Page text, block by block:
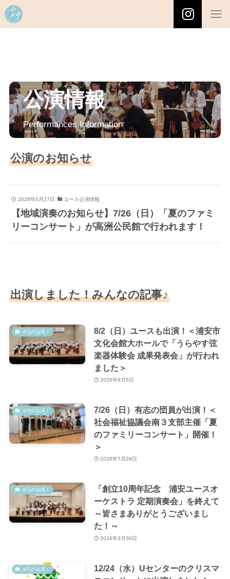
公演情報
Performances Information
公演のお知らせ
2026年6月27日 ユース公演情報
【地域演奏のお知らせ】7/26（日）「夏のファミ
リーコンサート」が高洲公民館で行われます！
出演しました！みんなの記事♪
今日の出演！
8/2（日）ユースも出演！＜浦安市
文化会館大ホールで「うらやす弦
楽器体験会 成果発表会」が行われ
ました＞
2026年8月5日
今日の出演！
7/26（日）有志の団員が出演！＜
社会福祉協議会南３支部主催「夏
のファミリーコンサート」開催！
＞
2026年7月28日
今日の出演！
「創立10周年記念 浦安ユースオ
ーケストラ 定期演奏会」を終えて
～皆さまありがとうございまし
た！～
2026年3月30日
今日の出演！
12/24（水）Uセンターのクリスマ